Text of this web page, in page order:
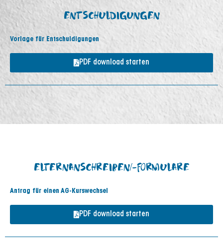
ENTSCHULDIGUNGEN
Vorlage für Entschuldigungen
PDF download starten
ELTERNANSCHREIBEN/-FORMULARE
Antrag für einen AG-Kurswechsel
PDF download starten